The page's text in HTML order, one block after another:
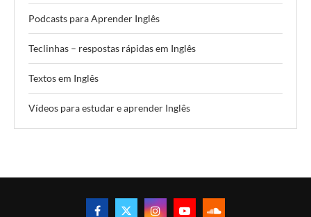
Podcasts para Aprender Inglês
Teclinhas – respostas rápidas em Inglês
Textos em Inglês
Vídeos para estudar e aprender Inglês